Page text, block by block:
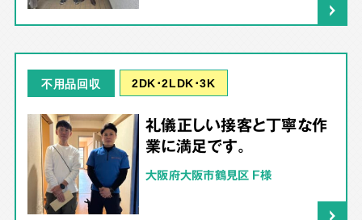
不用品回収 2DK･2LDK･3K
礼儀正しい接客と丁寧な作
業に満足です。
大阪府大阪市鶴見区 F様